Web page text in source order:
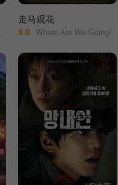
走马观花
8.0 Where Are We Going/